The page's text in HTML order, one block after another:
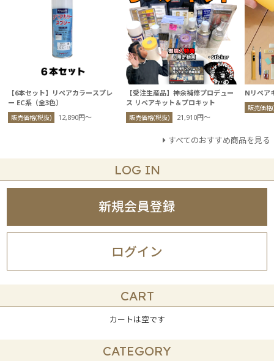
【6本セット】リペアカラースプレ
ー EC系（全3色）
販売価格(税抜) 12,890円〜
【受注生産品】神余補修プロデュー
ス リペアキット＆プロキット
販売価格(税抜) 21,910円〜
Nリペア
販売価格
すべてのおすすめ商品を見る
LOG IN
ログイン
新規会員登録
CART
カートは空です
CATEGORY